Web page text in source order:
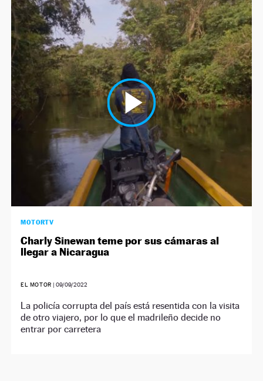
MOTORTV
Charly Sinewan teme por sus cámaras al
llegar a Nicaragua
EL MOTOR | 09/09/2022
La policía corrupta del país está resentida con la visita
de otro viajero, por lo que el madrileño decide no
entrar por carretera